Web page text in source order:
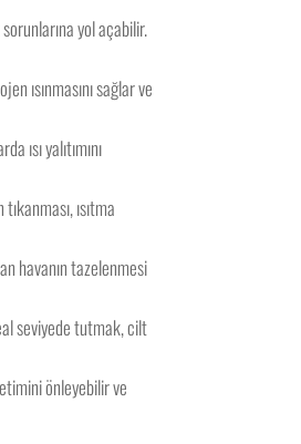
yol açabilir.
ısınmasını sağlar ve
ısı yalıtımını
ısıtma
havanın tazelenmesi
seviyede tutmak, cilt
önleyebilir ve